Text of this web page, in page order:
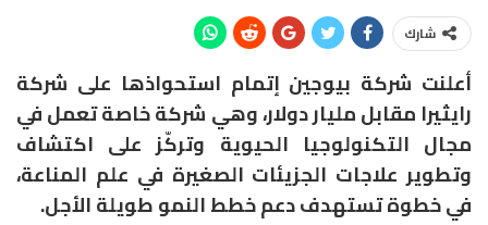
شارك
أعلنت شركة بيوجين إتمام استحواذها على شركة
رايثيرا مقابل مليار دولار، وهي شركة خاصة تعمل في
مجال التكنولوجيا الحيوية وتركّز على اكتشاف
وتطوير علاجات الجزيئات الصغيرة في علم المناعة،
في خطوة تستهدف دعم خطط النمو طويلة الأجل.